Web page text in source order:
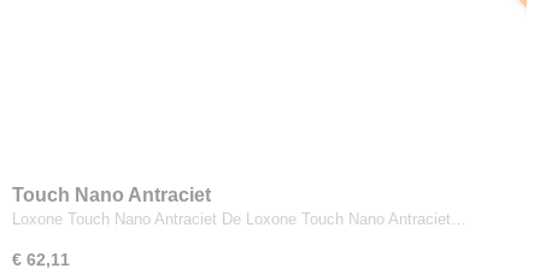
Touch Nano Antraciet
Loxone Touch Nano Antraciet De Loxone Touch Nano Antraciet…
€ 62,11